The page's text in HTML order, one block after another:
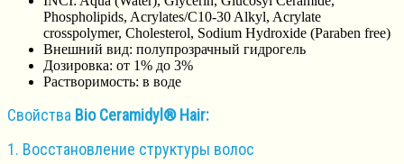
Phospholipids, Acrylates/C10-30 Alkyl, Acrylate
crosspolymer, Cholesterol, Sodium Hydroxide (Paraben free)
Внешний вид: полупрозрачный гидрогель
Дозировка: от 1% до 3%
Растворимость: в воде
Свойства Bio Ceramidyl® Hair:
1. Восстановление структуры волос